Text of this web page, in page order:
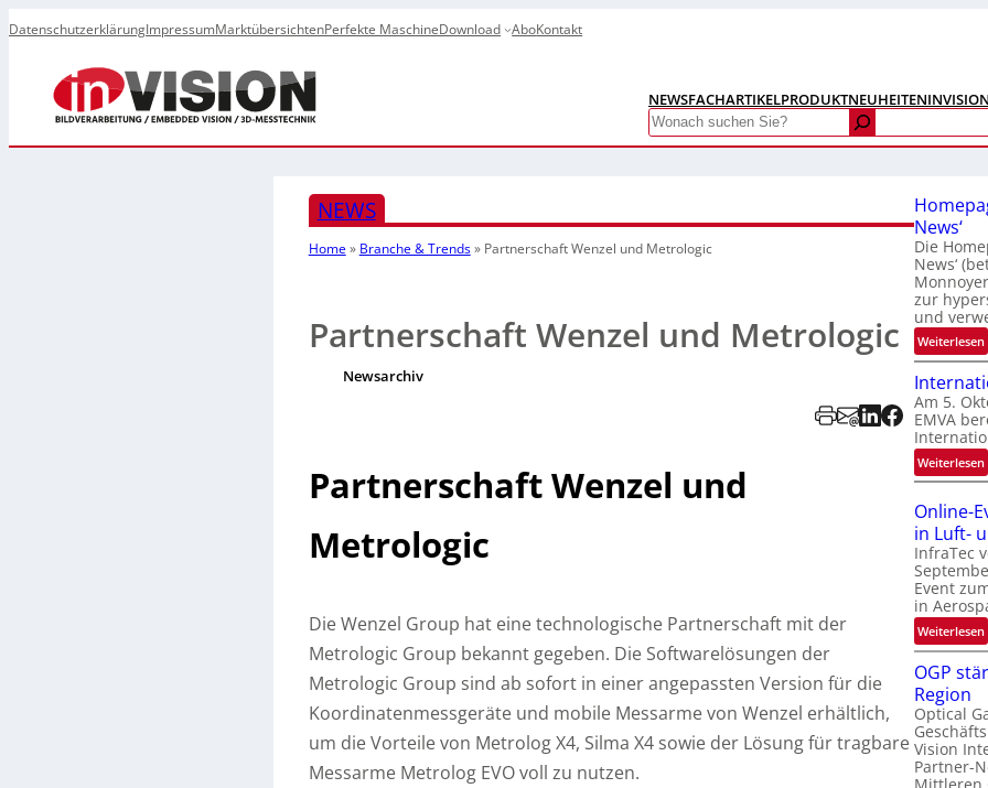
DatenschutzerklärungImpressumMarktübersichtenPerfekte MaschineDownload AboKontakt
NEWSFACHARTIKELPRODUKTNEUHEITEN
Search
NEWS
Home» Branche & Trends» Partnerschaft Wenzel und Metrologic
Partnerschaft Wenzel und Metrologic
Newsarchiv
Partnerschaft Wenzel und
Metrologic
Die Wenzel Group hat eine technologische Partnerschaft mit der
Metrologic Group bekannt gegeben. Die Softwarelösungen der
Metrologic Group sind ab sofort in einer angepassten Version für die
Koordinatenmessgeräte und mobile Messarme von Wenzel erhältlich,
um die Vorteile von Metrolog X4, Silma X4 sowie der Lösung für tragbare
Messarme Metrolog EVO voll zu nutzen.
News‘
Die
News‘
zur
und
Weiterlesen:
a
‚
y
r
s
c
t
r
Am 5.
EMVA
Weiterlesen:
I
t
r
t
i
l
i
Online-
in Luft-
InfraTec
Event
in
Weiterlesen:
n
i
-
OGP
Region
Optical
Vision
Partner-